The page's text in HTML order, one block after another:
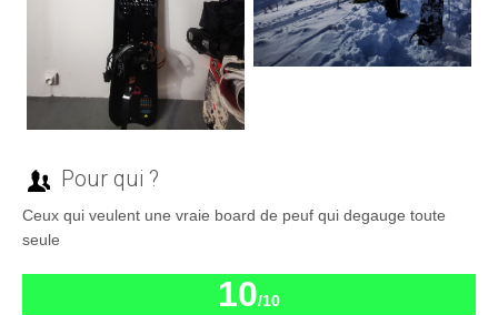
Pour qui ?
Ceux qui veulent une vraie board de peuf qui degauge toute
seule
10/10